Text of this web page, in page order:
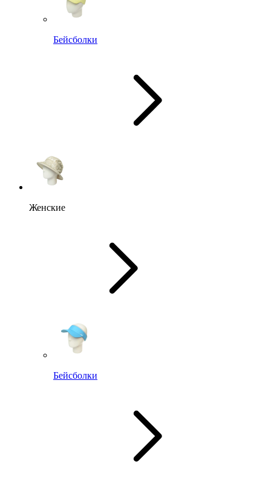
Бейсболки
Женские
Бейсболки